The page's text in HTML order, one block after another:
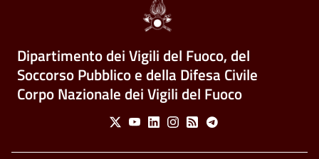
Dipartimento dei Vigili del Fuoco, del
Soccorso Pubblico e della Difesa Civile
Corpo Nazionale dei Vigili del Fuoco
Social Menu
X YoutubeLinkedinInstagram
Feed Telegram